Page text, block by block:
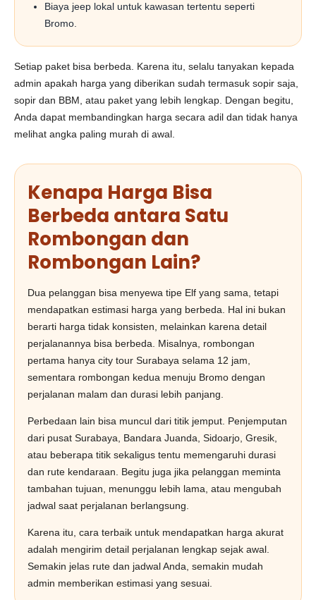
Biaya jeep lokal untuk kawasan tertentu seperti
Bromo.
Setiap paket bisa berbeda. Karena itu, selalu tanyakan kepada
admin apakah harga yang diberikan sudah termasuk sopir saja,
sopir dan BBM, atau paket yang lebih lengkap. Dengan begitu,
Anda dapat membandingkan harga secara adil dan tidak hanya
melihat angka paling murah di awal.
Kenapa Harga Bisa
Berbeda antara Satu
Rombongan dan
Rombongan Lain?
Dua pelanggan bisa menyewa tipe Elf yang sama, tetapi
mendapatkan estimasi harga yang berbeda. Hal ini bukan
berarti harga tidak konsisten, melainkan karena detail
perjalanannya bisa berbeda. Misalnya, rombongan
pertama hanya city tour Surabaya selama 12 jam,
sementara rombongan kedua menuju Bromo dengan
perjalanan malam dan durasi lebih panjang.
Perbedaan lain bisa muncul dari titik jemput. Penjemputan
dari pusat Surabaya, Bandara Juanda, Sidoarjo, Gresik,
atau beberapa titik sekaligus tentu memengaruhi durasi
dan rute kendaraan. Begitu juga jika pelanggan meminta
tambahan tujuan, menunggu lebih lama, atau mengubah
jadwal saat perjalanan berlangsung.
Karena itu, cara terbaik untuk mendapatkan harga akurat
adalah mengirim detail perjalanan lengkap sejak awal.
Semakin jelas rute dan jadwal Anda, semakin mudah
admin memberikan estimasi yang sesuai.